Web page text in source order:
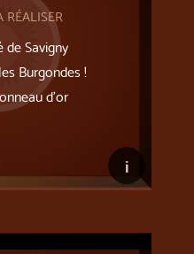
RÉALISER
Savigny
Burgondes !
d’or
i